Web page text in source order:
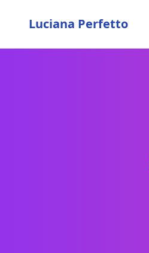
Luciana Perfetto